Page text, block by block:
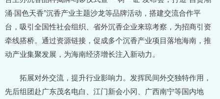
涌·国色天香”沉香产业主题沙龙等品牌活动，搭建交流合作平
台，吸引全国性社会组织、省外沉香企业来琼考察，为招商引资
牵线搭桥。通过资源链接，促成多个沉香产业项目落地海南，推
动产业集聚发展，为海南经济增长注入新动力。
拓展对外交流，提升行业影响力。发挥民间外交独特作用，
先后组团赴广东茂名电白、江门新会小冈、广西南宁等国内地